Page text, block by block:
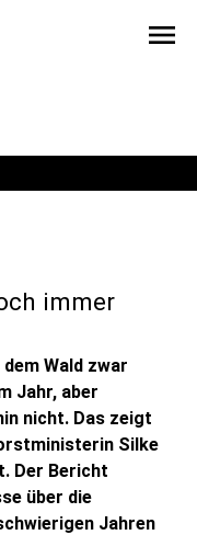
menu
immer
Wald zwar
Jahr, aber
nicht. Das zeigt
Silke
Der Bericht
über die
Jahren